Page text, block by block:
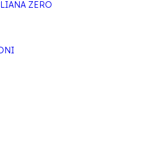
ZERO
taggati “Simone Molè”